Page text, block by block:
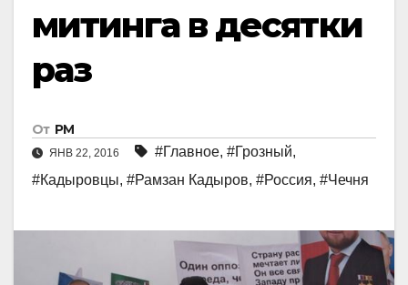
митинга в десятки
раз
От РМ
ЯНВ 22, 2016 #Главное, #Грозный,
#Кадыровцы, #Рамзан Кадыров, #Россия, #Чечня